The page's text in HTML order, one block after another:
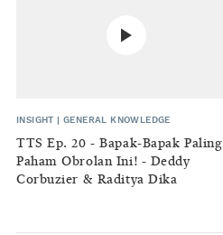
INSIGHT |GENERAL KNOWLEDGE
TTS Ep. 20 - Bapak-Bapak Paling
Paham Obrolan Ini! - Deddy
Corbuzier & Raditya Dika